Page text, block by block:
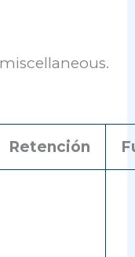
Retención